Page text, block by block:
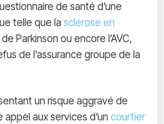
de santé d’une
telle que lasclérose en
Parkinson ou encore l’AVC,
de l’assurance groupe de la
un risque aggravé de
aux services d’uncourtier